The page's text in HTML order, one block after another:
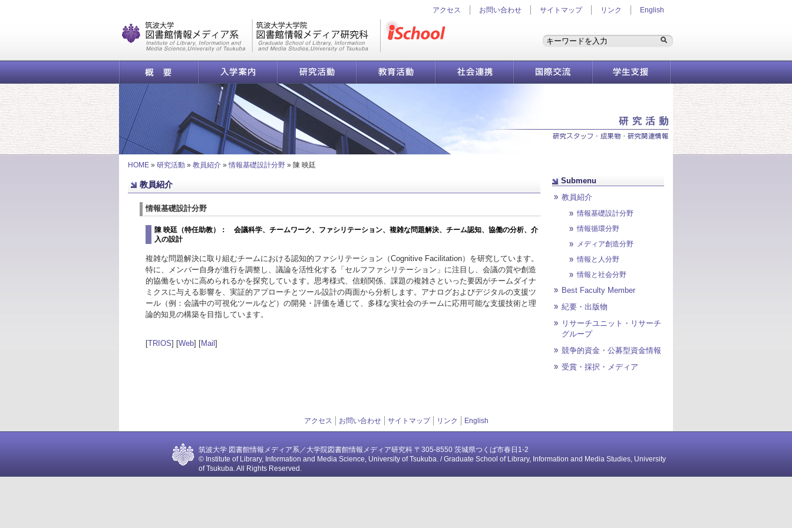
アクセス お問い合わせ サイトマップ リンク English
概要 入学案内 研究活動
陳 映廷 | 筑波大学 図書館情報メディア系／図書館情報メディア研究科
HOME » 研究活動 » 教員紹介 »情報基礎設計分野 » 陳 映廷
教員紹介
情報基礎設計分野
陳 映廷（特任助教）： 会議科学、チームワーク、ファシリテーション、複雑な問題解決、チーム認知、協働の分析、介
入の設計
複雑な問題解決に取り組むチームにおける認知的ファシリテーション（Cognitive Facilitation）を研究しています。
特に、メンバー自身が進行を調整し、議論を活性化する「セルフファシリテーション」に注目し、会議の質や創造
的協働をいかに高められるかを探究しています。思考様式、信頼関係、課題の複雑さといった要因がチームダイナ
ミクスに与える影響を、実証的アプローチとツール設計の両面から分析します。アナログおよびデジタルの支援ツ
ール（例：会議中の可視化ツールなど）の開発・評価を通じて、多様な実社会のチームに応用可能な支援技術と理
論的知見の構築を目指しています。
[TRIOS] [Web] [Mail ]
Submenu
教員紹介
情報基礎設計分野
情報循環分野
メディア創造分野
情報と人分野
情報と社会分野
Best Faculty Member
紀要・出版物
リサーチユニット・リサーチ
グループ
競争的資金・公募型資金情報
受賞・採択・メディア
アクセス お問い合わせ サイトマップ リンク English
筑波大学 図書館情報メディア系／大学院図書館情報メディア研究科 〒305-8550 茨城県つくば市春日1-2
© Institute of Library, Information and Media Science, University of Tsukuba. / Graduate School of Library, Information and Media Studies, University
of Tsukuba. All Rights Reserved.